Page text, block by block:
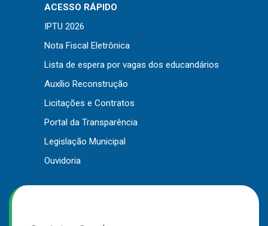
ACESSO RÁPIDO
IPTU 2026
Nota Fiscal Eletrônica
Lista de espera por vagas dos educandários
Auxílio Reconstrução
Licitações e Contratos
Portal da Transparência
Legislação Municipal
Ouvidoria